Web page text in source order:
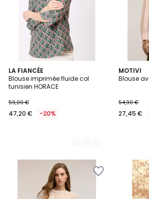
LA FIANCÉE
Blouse imprimée fluide col
tunisien HORACE
59,00 €
47,20 € -20%
3
Couleurs
MOTIVI
Blouse
54,90 €
27,45 €
2
Couleurs